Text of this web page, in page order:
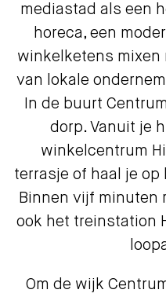
mediastad als een
horeca, een
winkelketens mixen
van lokale
In de buurt
dorp. Vanuit je
winkelcentrum
terrasje of haal je
Binnen vijf minuten
ook het treinstation
Om de wijk